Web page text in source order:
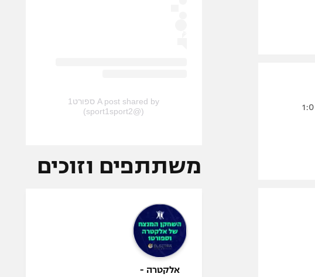
A post shared by ספורט1
(@sport1sport2)
משתתפים וזוכים
אלקטרה -